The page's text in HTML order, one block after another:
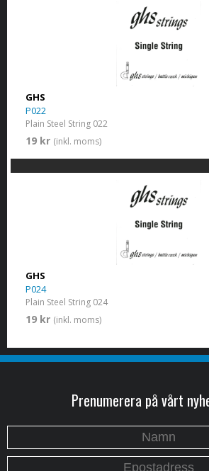
GHS
P022
Plain Steel String 022
19 kr (inkl. moms)
GHS
P024
Plain Steel String 024
19 kr (inkl. moms)
Prenumerera på vårt